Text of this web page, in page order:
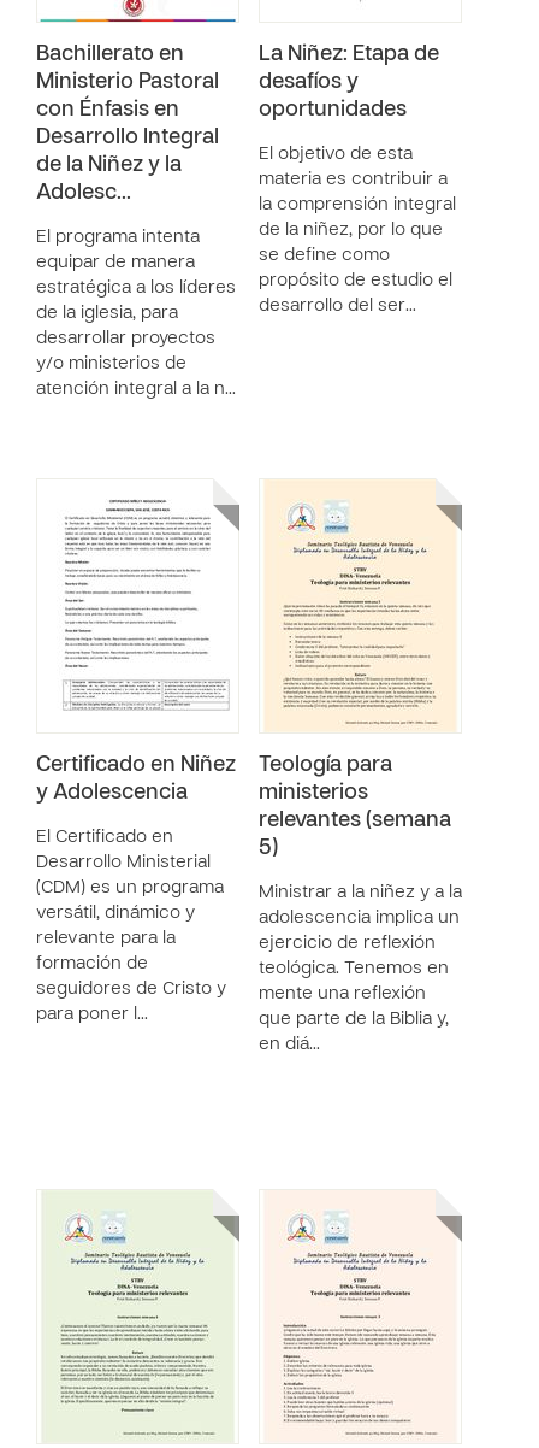
Bachillerato en
Ministerio Pastoral
con Énfasis en
Desarrollo Integral
de la Niñez y la
Adolesc…
El programa intenta
equipar de manera
estratégica a los líderes
de la iglesia, para
desarrollar proyectos
y/o ministerios de
atención integral a la n…
La Niñez: Etapa de
desafíos y
oportunidades
El objetivo de esta
materia es contribuir a
la comprensión integral
de la niñez, por lo que
se define como
propósito de estudio el
desarrollo del ser…
Certificado en Niñez
y Adolescencia
El Certificado en
Desarrollo Ministerial
(CDM) es un programa
versátil, dinámico y
relevante para la
formación de
seguidores de Cristo y
para poner l…
Teología para
ministerios
relevantes (semana
5)
Ministrar a la niñez y a la
adolescencia implica un
ejercicio de reflexión
teológica. Tenemos en
mente una reflexión
que parte de la Biblia y,
en diá…